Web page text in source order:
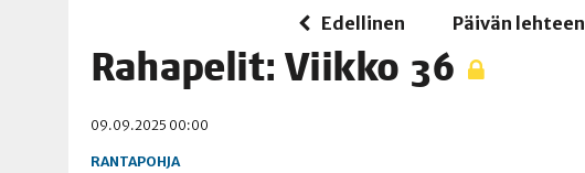
OPIN­TOI­HIN KAN­SA­LAIS­OPIS­TOS­SA VOI SAA­DA AVUSTUSTA
06.08.2026 TOI­VEI­DEN KOTI IISTÄ!
06.08.2026 | KII­MIN­KI­PÄI­VÄT JÄR­JES­TE­TÄÄN PERIN­TEI­TÄ KUNNIOITTAEN
Edellinen Päivän lehteen
Raha­pe­lit: Viik­ko 36
09.09.2025 00:00
RANTAPOHJA